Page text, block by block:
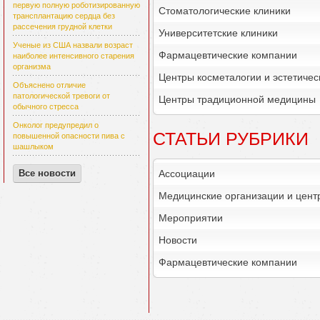
первую полную роботизированную
трансплантацию сердца без
рассечения грудной клетки
Ученые из США назвали возраст
наиболее интенсивного старения
организма
Объяснено отличие
патологической тревоги от
обычного стресса
Онколог предупредил о
повышенной опасности пива с
шашлыком
Все новости
Стоматологические клиники
Университетские клиники
Фармацевтические компании
Центры косметалогии и
Центры традиционной медицины
СТАТЬИ РУБРИКИ
Ассоциации
Медицинские организации и
Мероприятии
Новости
Фармацевтические компании